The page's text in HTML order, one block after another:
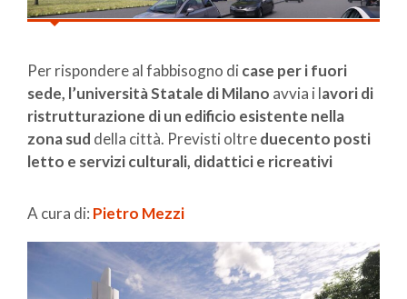
Per rispondere al fabbisogno di case per i fuori
sede, l’università Statale di Milano avvia i lavori di
ristrutturazione di un edificio esistente nella
zona sud della città. Previsti oltreduecento posti
letto e servizi culturali, didattici e ricreativi
A cura di: Pietro Mezzi